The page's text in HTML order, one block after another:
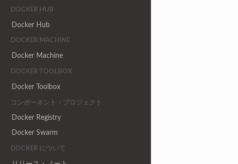
DOCKER HUB
Docker Hub
DOCKER MACHINE
Docker Machine
DOCKER TOOLBOX
Docker Toolbox
コンポーネント・プロジェクト
Docker Registry
Docker Swarm
DOCKER について